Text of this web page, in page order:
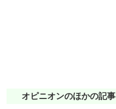
オピニオンのほかの記事